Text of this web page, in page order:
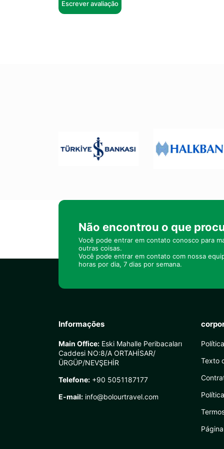
Escrever avaliação
Não encontrou o que
Você pode entrar em contato conosco para
outras coisas.
Você pode entrar em contato com nossa
horas por dia, 7 dias por semana.
Informações
Main Office: Eski Mahalle Peribacaları
Caddesi NO:8/A ORTAHİSAR/
ÜRGÜP/NEVŞEHİR
Telefone: +90 5051187177
E-mail: info@bolourtravel.com
Texto